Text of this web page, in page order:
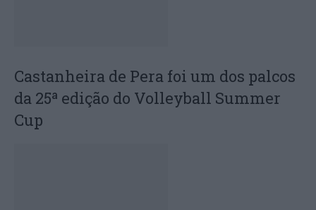
Castanheira de Pera foi um dos palcos
da 25ª edição do Volleyball Summer
Cup